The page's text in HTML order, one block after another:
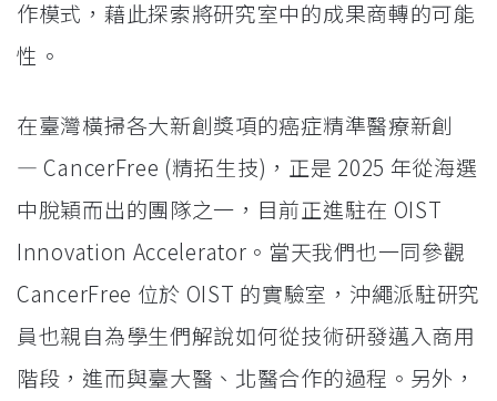
作模式，藉此探索將研究室中的成果商轉的可能
性。
在臺灣橫掃各大新創獎項的癌症精準醫療新創
— CancerFree (精拓生技)，正是 2025 年從海選
中脫穎而出的團隊之一，目前正進駐在 OIST
Innovation Accelerator。當天我們也一同參觀
CancerFree 位於 OIST 的實驗室，沖繩派駐研究
員也親自為學生們解說如何從技術研發邁入商用
階段，進而與臺大醫、北醫合作的過程。另外，